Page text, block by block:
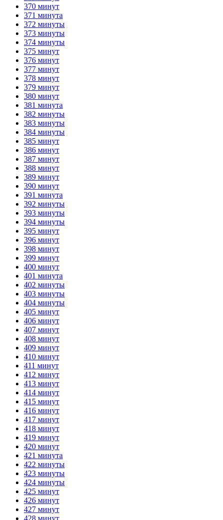
370 минут
371 минута
372 минуты
373 минуты
374 минуты
375 минут
376 минут
377 минут
378 минут
379 минут
380 минут
381 минута
382 минуты
383 минуты
384 минуты
385 минут
386 минут
387 минут
388 минут
389 минут
390 минут
391 минута
392 минуты
393 минуты
394 минуты
395 минут
396 минут
398 минут
399 минут
400 минут
401 минута
402 минуты
403 минуты
404 минуты
405 минут
406 минут
407 минут
408 минут
409 минут
410 минут
411 минут
412 минут
413 минут
414 минут
415 минут
416 минут
417 минут
418 минут
419 минут
420 минут
421 минута
422 минуты
423 минуты
424 минуты
425 минут
426 минут
427 минут
428 минут